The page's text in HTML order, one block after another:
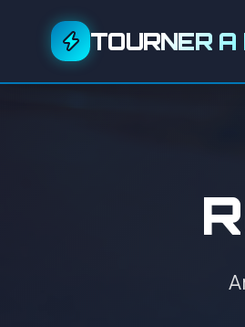
TOURNER A